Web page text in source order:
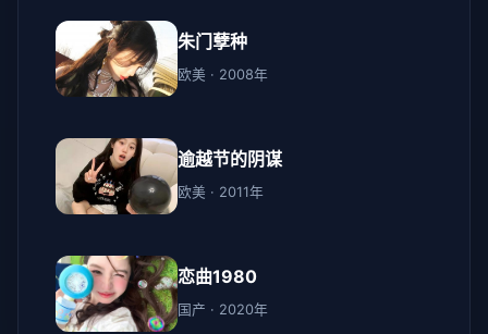
朱门孽种
欧美 · 2008年
逾越节的阴谋
欧美 · 2011年
恋曲1980
国产 · 2020年